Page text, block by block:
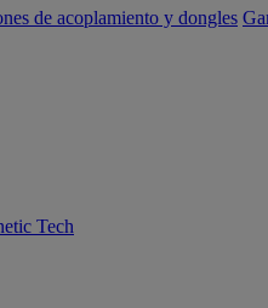
de acoplamiento y dongles
Tech